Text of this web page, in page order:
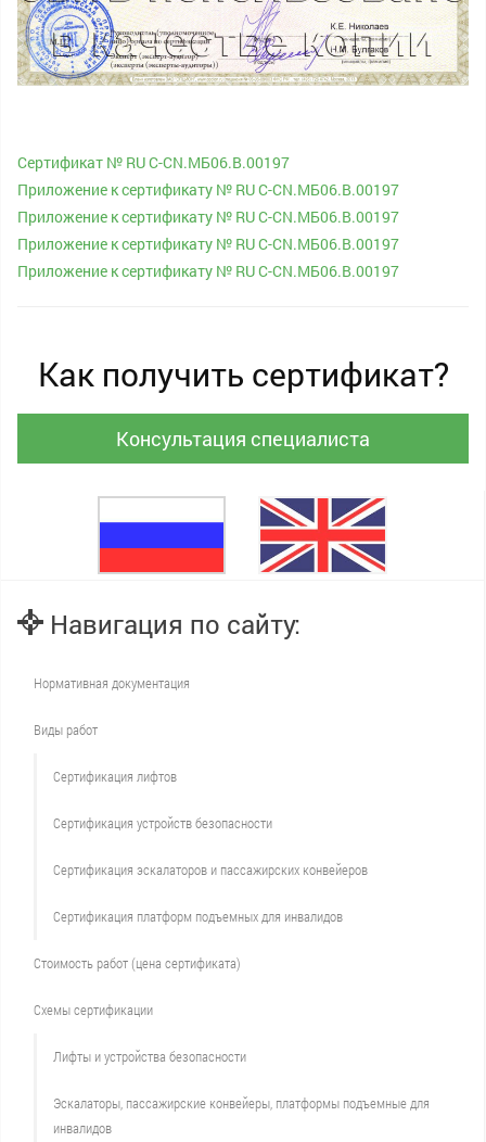
Сертификат № RU С-CN.МБ06.B.00197
Приложение к сертификату № RU С-CN.МБ06.B.00197
Приложение к сертификату № RU С-CN.МБ06.B.00197
Приложение к сертификату № RU С-CN.МБ06.B.00197
Приложение к сертификату № RU С-CN.МБ06.B.00197
Как получить сертификат?
Консультация специалиста
Навигация по сайту:
Нормативная документация
Виды работ
Сертификация лифтов
Сертификация устройств безопасности
Сертификация эскалаторов и пассажирских конвейеров
Сертификация платформ подъемных для инвалидов
Стоимость работ (цена сертификата)
Схемы сертификации
Лифты и устройства безопасности
Эскалаторы, пассажирские конвейеры, платформы подъемные для
инвалидов